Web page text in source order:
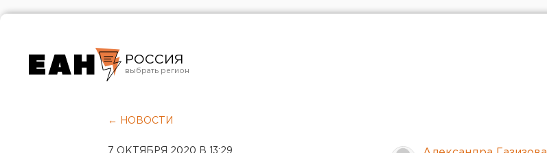
РОССИЯ
Челябинск
← НОВОСТИ
7 ОКТЯБРЯ 2020 В 13:29